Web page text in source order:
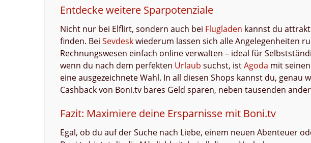
Entdecke weitere Sparpotenziale
Nicht nur bei Elflirt, sondern auch bei Flugladen kannst du
finden. Bei Sevdeskwiederum lassen sich alle Angelegenheiten
Rechnungswesen einfach online verwalten – ideal für
wenn du nach dem perfekten Urlaub suchst, istAgoda mit
eine ausgezeichnete Wahl. In all diesen Shops kannst du, genau
Cashback von Boni.tv bares Geld sparen, neben tausenden
Fazit: Maximiere deine Ersparnisse mit Boni.tv
Egal, ob du auf der Suche nach Liebe, einem neuen Abenteuer